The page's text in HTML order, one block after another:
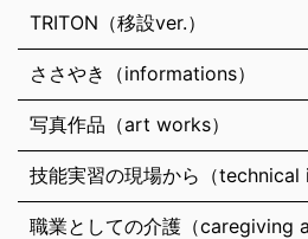
TRITON（移設ver.）
ささやき（informations）
写真作品（art works）
技能実習の現場から（technical
職業としての介護（caregiving